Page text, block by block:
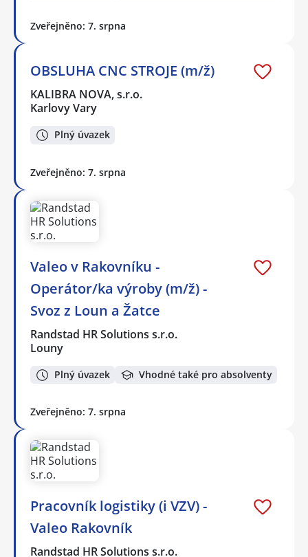
Zveřejněno: 7. srpna
OBSLUHA CNC STROJE (m/ž)
KALIBRA NOVA, s.r.o.
Karlovy Vary
Plný úvazek
Zveřejněno: 7. srpna
Valeo v Rakovníku -
Operátor/ka výroby (m/ž) -
Svoz z Loun a Žatce
Randstad HR Solutions s.r.o.
Louny
Plný úvazek Vhodné také pro absolventy
Zveřejněno: 7. srpna
Pracovník logistiky (i VZV) -
Valeo Rakovník
Randstad HR Solutions s.r.o.